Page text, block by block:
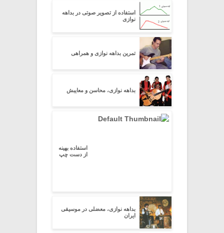
استفاده از تصویر صوتی در بداهه
نوازی
تمرین بداهه نوازی و همراهی
بداهه نوازی، محاسن و معایبش
استفاده بهینه
از دست چپ
بداهه نوازی، معضلی در موسیقی
ایران